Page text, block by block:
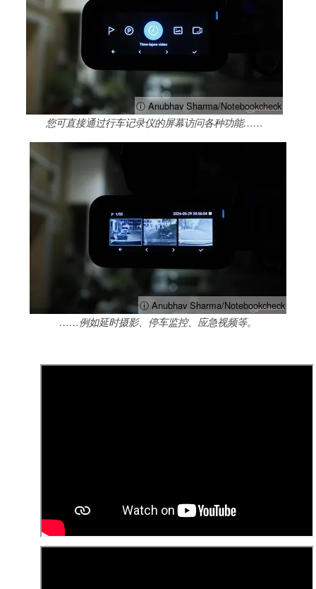
ⓘ Anubhav Sharma/Notebookcheck
您可直接通过行车记录仪的屏幕访问各种功能……
ⓘ Anubhav Sharma/Notebookcheck
……例如延时摄影、停车监控、应急视频等。